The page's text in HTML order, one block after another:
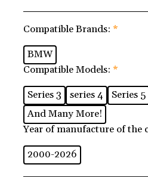
Compatible Brands: *
BMW
Compatible Models: *
Series 3
series 4 Series 5
And Many More!
Year of manufacture of the
2000-2026